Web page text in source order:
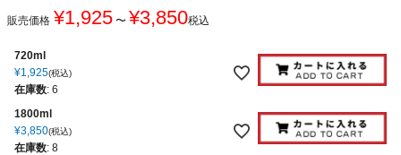
販売価格 ¥1,925 〜 ¥3,850税込
720ml
¥1,925 税込
在庫数: 6
1800ml
¥3,850 税込
在庫数: 8